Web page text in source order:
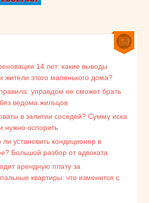
14 лет: какие выводы
жители этого маленького дома?
управдом не сможет брать
ведома жильцов
в залитии соседей? Сумму иска
нужно оспорить
установить кондиционер в
Большой разбор от адвоката
арендную плату за
квартиры: что изменится с